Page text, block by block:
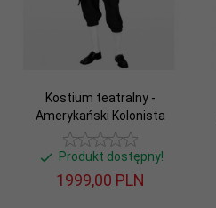
Kostium teatralny -
Amerykański Kolonista
Produkt dostępny!
1999,00 PLN